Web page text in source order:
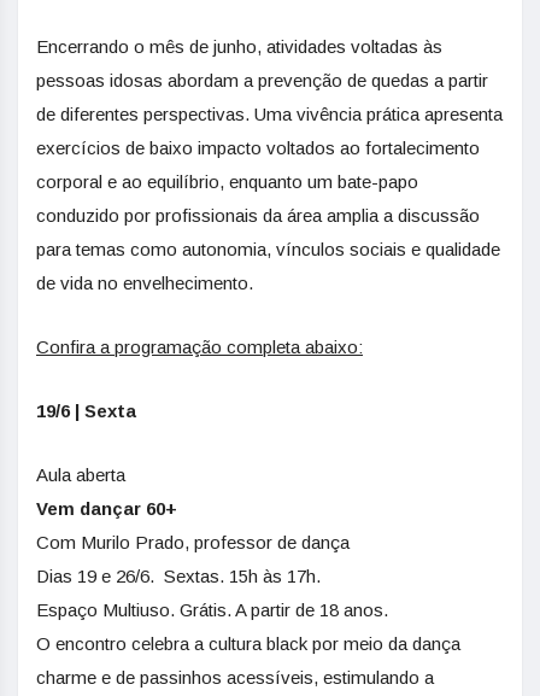
Encerrando o mês de junho, atividades voltadas às
pessoas idosas abordam a prevenção de quedas a partir
de diferentes perspectivas. Uma vivência prática apresenta
exercícios de baixo impacto voltados ao fortalecimento
corporal e ao equilíbrio, enquanto um bate-papo
conduzido por profissionais da área amplia a discussão
para temas como autonomia, vínculos sociais e qualidade
de vida no envelhecimento.
Confira a programação completa abaixo:
19/6 | Sexta
Aula aberta
Vem dançar 60+
Com Murilo Prado, professor de dança
Dias 19 e 26/6. Sextas. 15h às 17h.
Espaço Multiuso. Grátis. A partir de 18 anos.
O encontro celebra a cultura black por meio da dança
charme e de passinhos acessíveis, estimulando a